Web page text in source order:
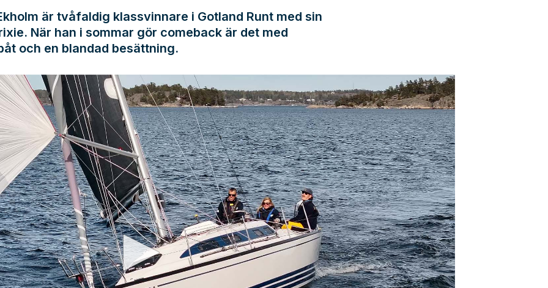
är tvåfaldig klassvinnare i Gotland Runt med sin
När han i sommar gör comeback är det med
och en blandad besättning.